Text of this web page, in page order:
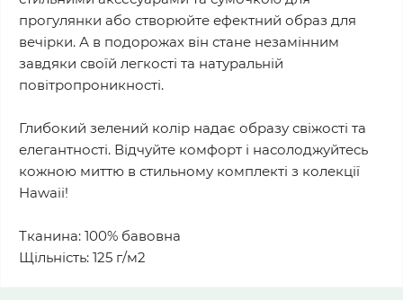
прогулянки або створюйте ефектний образ для
вечірки. А в подорожах він стане незамінним
завдяки своїй легкості та натуральній
повітропроникності.
Глибокий зелений колір надає образу свіжості та
елегантності. Відчуйте комфорт і насолоджуйтесь
кожною миттю в стильному комплекті з колекції
Hawaii!
Тканина: 100% бавовна
Щільність: 125 г/м2